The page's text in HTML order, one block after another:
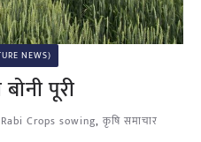
NEWS)
पूरी
Rabi Crops sowing, कृषि समाचार